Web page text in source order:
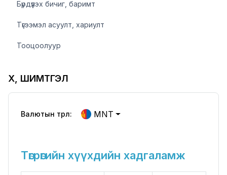
Бүрдүүлэх бичиг, баримт
Түгээмэл асуулт, хариулт
Тооцоолуур
ХҮҮ, ШИМТГЭЛ
Валютын төрөл: MNT
Төгрөгийн хүүхдийн хадгаламж